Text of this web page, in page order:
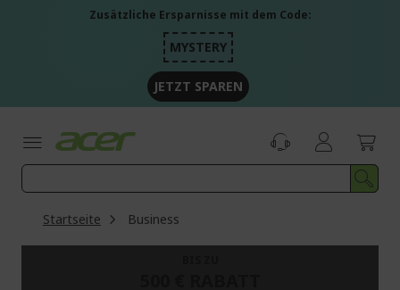
Zusätzliche Ersparnisse mit dem Code:
MYSTERY
JETZT SPAREN
Startseite Business